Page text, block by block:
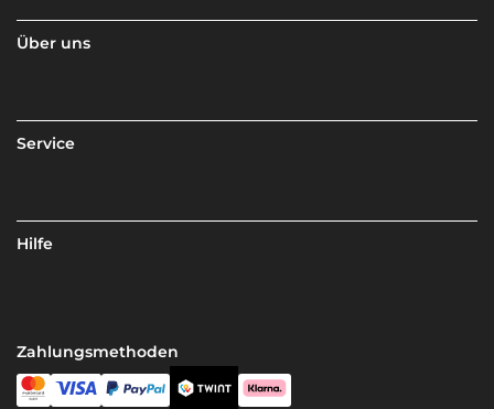
Über uns
Service
Hilfe
Zahlungsmethoden